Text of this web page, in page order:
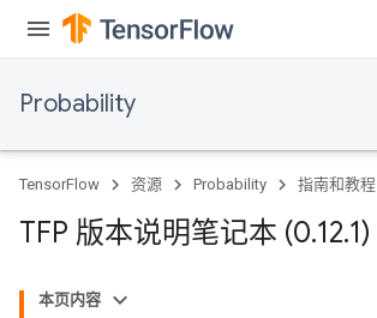
Probability
TensorFlow 资源 Probability 指南和教程
TFP 版本说明笔记本 (0.12.1)
本页内容